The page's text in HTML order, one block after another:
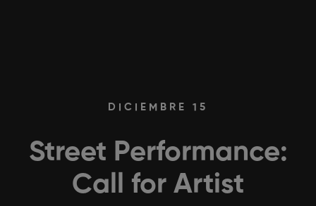
DICIEMBRE 15
Street Performance:
Call for Artist